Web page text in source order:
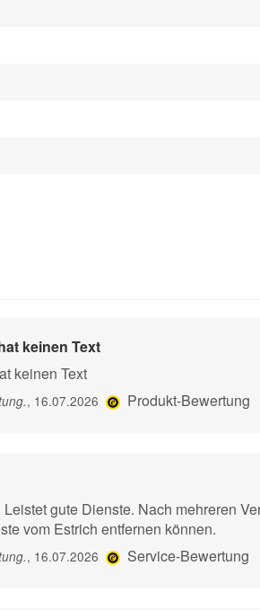
keinen Text
keinen Text
., 16.07.2026 Produkt-Bewertung
gute Dienste. Nach mehreren
vom Estrich entfernen können.
., 16.07.2026 Service-Bewertung